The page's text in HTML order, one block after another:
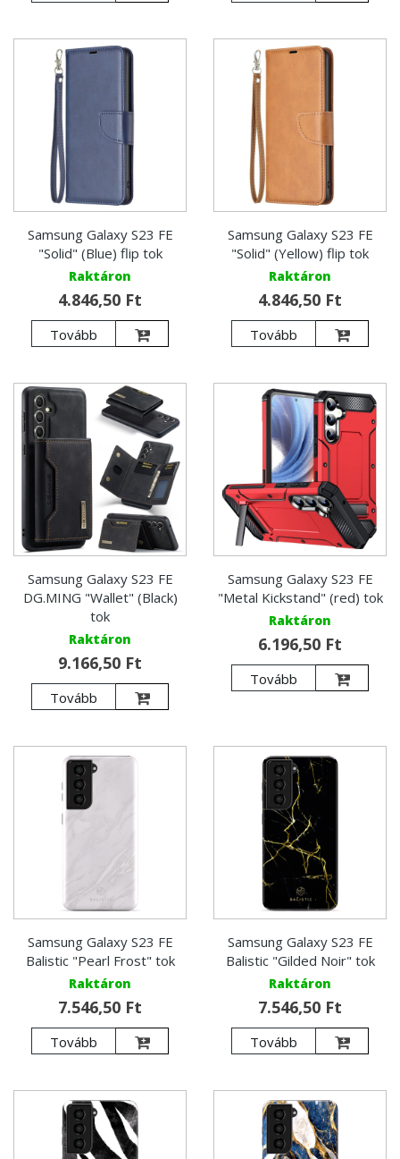
Samsung Galaxy S23 FE
"Solid" (Blue) flip tok
Raktáron
4.846,50 Ft
Tovább
Samsung Galaxy S23 FE
"Solid" (Yellow) flip tok
Raktáron
4.846,50 Ft
Tovább
Samsung Galaxy S23 FE
DG.MING "Wallet" (Black)
tok
Raktáron
9.166,50 Ft
Tovább
Samsung Galaxy S23 FE
"Metal Kickstand" (red) tok
Raktáron
6.196,50 Ft
Tovább
Samsung Galaxy S23 FE
Balistic "Pearl Frost" tok
Raktáron
7.546,50 Ft
Tovább
Samsung Galaxy S23 FE
Balistic "Gilded Noir" tok
Raktáron
7.546,50 Ft
Tovább